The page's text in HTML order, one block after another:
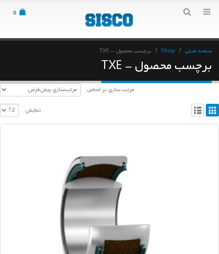
0
صفحه اصلی Shop برچسب محصول - TXE
برچسب محصول - TXE
مرتب سازی بر اساس:
نمایش: